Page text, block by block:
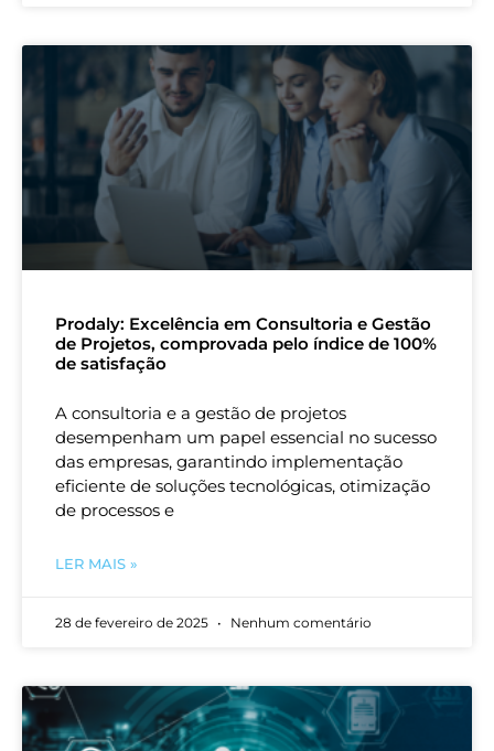
Prodaly: Excelência em Consultoria e Gestão
de Projetos, comprovada pelo índice de 100%
de satisfação
A consultoria e a gestão de projetos
desempenham um papel essencial no sucesso
das empresas, garantindo implementação
eficiente de soluções tecnológicas, otimização
de processos e
LER MAIS »
28 de fevereiro de 2025 Nenhum comentário